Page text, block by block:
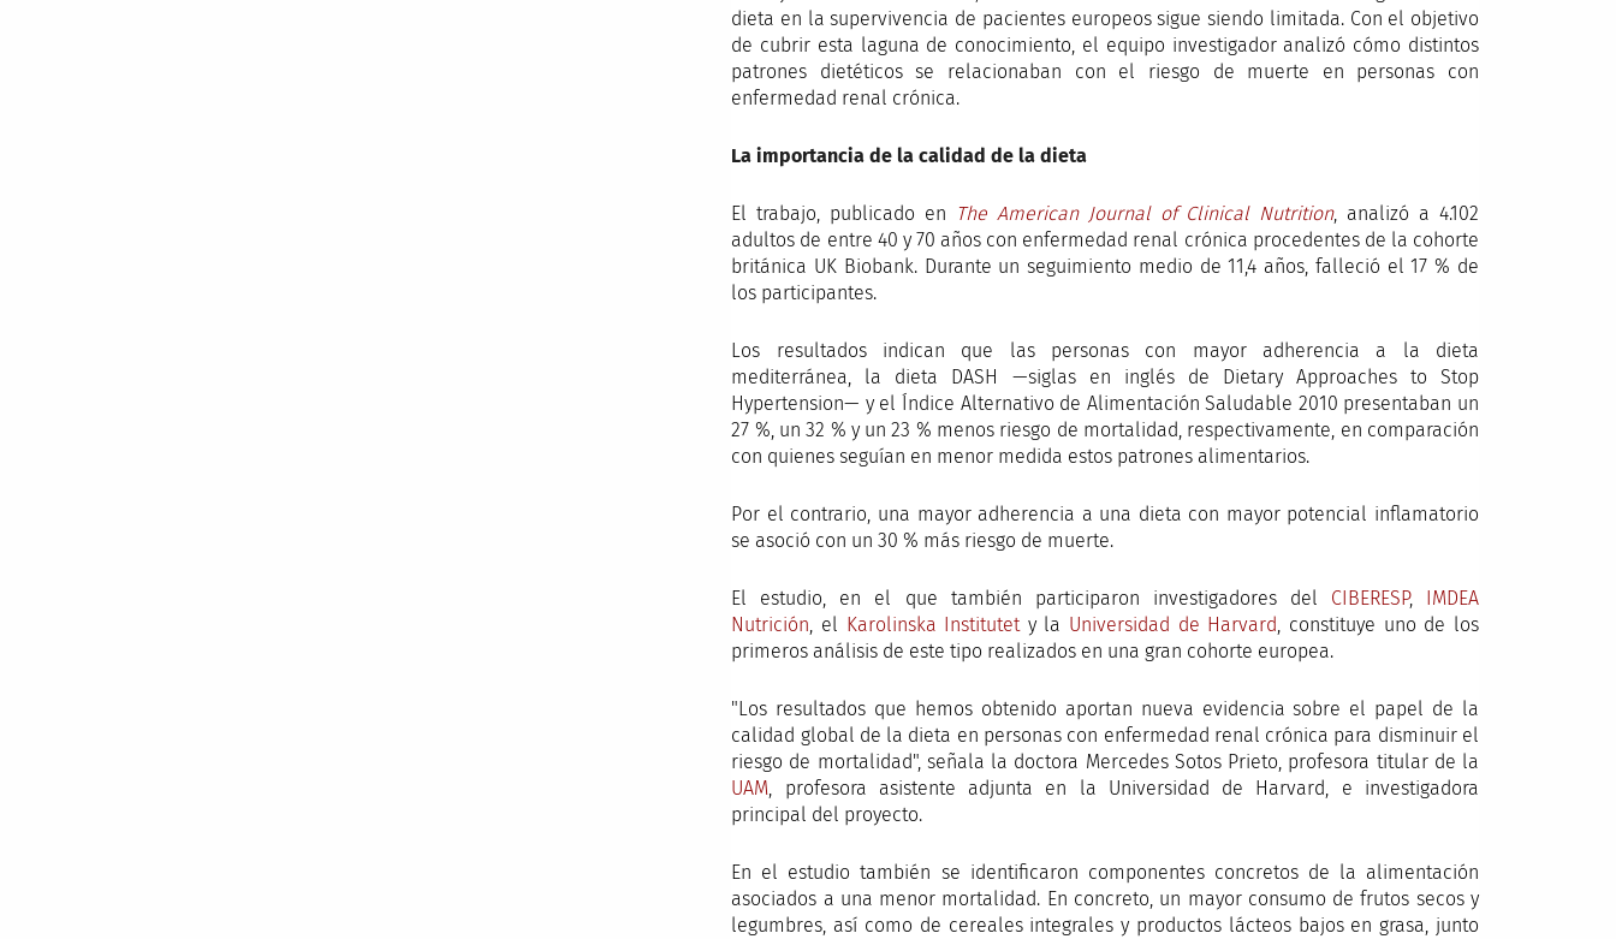
dieta en la supervivencia de pacientes europeos sigue siendo limitada. Con el objetivo
de cubrir esta laguna de conocimiento, el equipo investigador analizó cómo distintos
patrones dietéticos se relacionaban con el riesgo de muerte en personas con
enfermedad renal crónica.
La importancia de la calidad de la dieta
El trabajo, publicado en The American Journal of Clinical Nutrition, analizó a 4.102
adultos de entre 40 y 70 años con enfermedad renal crónica procedentes de la cohorte
británica UK Biobank. Durante un seguimiento medio de 11,4 años, falleció el 17 % de
los participantes.
Los resultados indican que las personas con mayor adherencia a la dieta
mediterránea, la dieta DASH —siglas en inglés de Dietary Approaches to Stop
Hypertension— y el Índice Alternativo de Alimentación Saludable 2010 presentaban un
27 %, un 32 % y un 23 % menos riesgo de mortalidad, respectivamente, en comparación
con quienes seguían en menor medida estos patrones alimentarios.
Por el contrario, una mayor adherencia a una dieta con mayor potencial inflamatorio
se asoció con un 30 % más riesgo de muerte.
El estudio, en el que también participaron investigadores del CIBERESP,
IMDEA
Nutrición, el Karolinska Institutety la Universidad de Harvard, constituye uno de los
primeros análisis de este tipo realizados en una gran cohorte europea.
"Los resultados que hemos obtenido aportan nueva evidencia sobre el papel de la
calidad global de la dieta en personas con enfermedad renal crónica para disminuir el
riesgo de mortalidad", señala la doctora Mercedes Sotos Prieto, profesora titular de la
UAM, profesora asistente adjunta en la Universidad de Harvard, e investigadora
principal del proyecto.
En el estudio también se identificaron componentes concretos de la alimentación
asociados a una menor mortalidad. En concreto, un mayor consumo de frutos secos y
legumbres, así como de cereales integrales y productos lácteos bajos en grasa, junto